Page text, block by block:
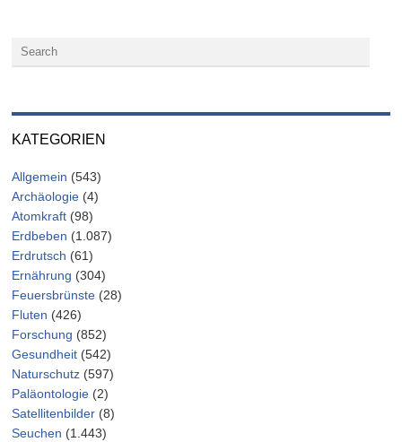
KATEGORIEN
Allgemein (543)
Archäologie (4)
Atomkraft (98)
Erdbeben (1.087)
Erdrutsch (61)
Ernährung (304)
Feuersbrünste (28)
Fluten (426)
Forschung (852)
Gesundheit (542)
Naturschutz (597)
Paläontologie (2)
Satellitenbilder (8)
Seuchen (1.443)